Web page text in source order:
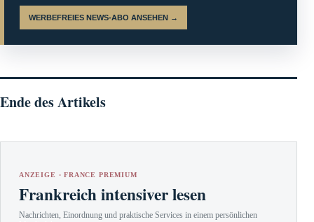
WERBEFREIES NEWS-ABO ANSEHEN →
Ende des Artikels
ANZEIGE · FRANCE PREMIUM
Frankreich intensiver lesen
Nachrichten, Einordnung und praktische Services in einem persönlichen